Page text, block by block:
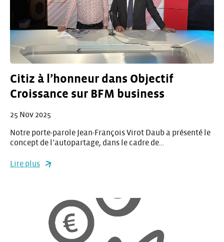
Citiz à l’honneur dans Objectif
Croissance sur BFM business
25 Nov 2025
Notre porte-parole Jean-François Virot Daub a présenté le
concept de l’autopartage, dans le cadre de…
Lire plus